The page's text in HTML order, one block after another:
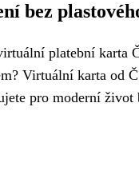
bez
platební karta
Virtuální karta od
pro moderní život